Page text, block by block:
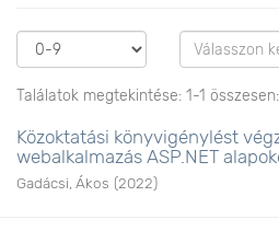
Találatok megtekintése: 1-1 összesen:
Közoktatási könyvigénylést
webalkalmazás ASP.NET
Gadácsi, Ákos (2022)